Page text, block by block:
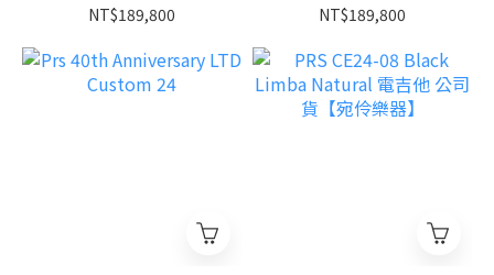
CH - 全台限量一隻 公司貨
NT$189,800
CTB - 全台限量一隻 公司
NT$189,800